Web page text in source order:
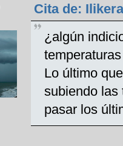
Cita de:
¿algún
Lo último
subiendo las
pasar los